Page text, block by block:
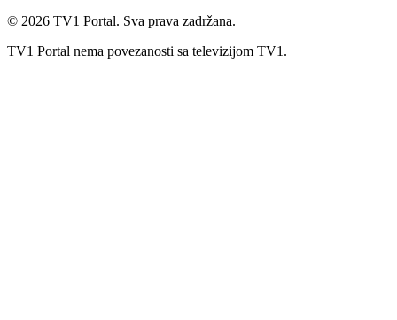
© 2026 TV1 Portal. Sva prava zadržana.
TV1 Portal nema povezanosti sa televizijom TV1.